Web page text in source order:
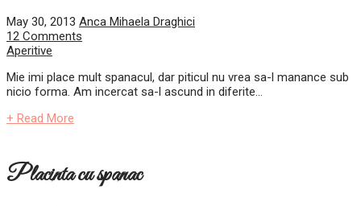
May 30, 2013 Anca Mihaela Draghici
12 Comments
Aperitive
Mie imi place mult spanacul, dar piticul nu vrea sa-l manance sub
nicio forma. Am incercat sa-l ascund in diferite...
+ Read More
Placinta cu spanac